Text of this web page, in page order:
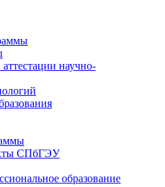
научно-
СПбГЭУ
образование